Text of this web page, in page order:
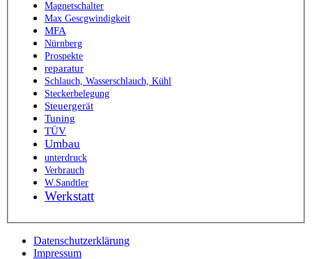
Magnetschalter
Max Gescgwindigkeit
MFA
Nürnberg
Prospekte
reparatur
Schlauch, Wasserschlauch, Kühl
Steckerbelegung
Steuergerät
Tuning
TÜV
Umbau
unterdruck
Verbrauch
W.Sandtler
Werkstatt
Datenschutzerklärung
Impressum